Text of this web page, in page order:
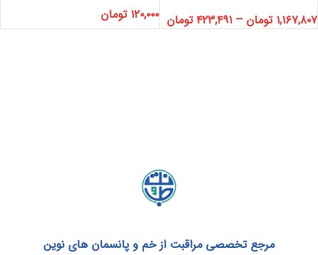
۱,۱۶۷,۸۰۷ تومان – ۴۲۳,۴۹۱ تومان ۱۲۰,۰۰۰ تومان
مرجع تخصصی مراقبت از خم و پانسمان های نوین